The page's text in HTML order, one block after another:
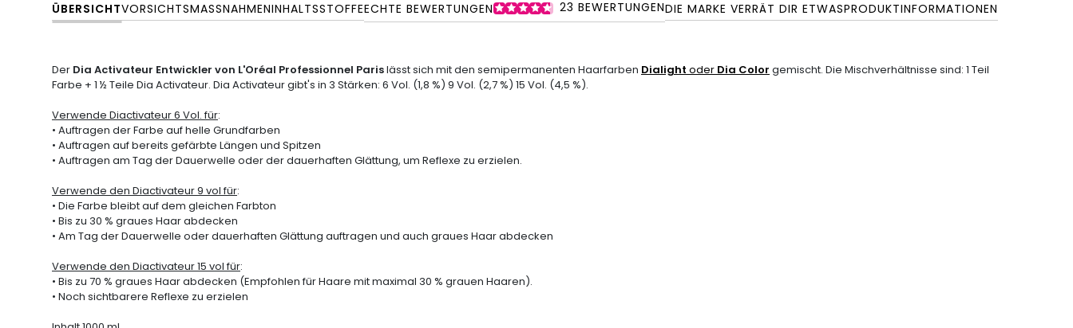
ÜBERSICHTVORSICHTSMASSNAHMEN INHALTSSTOFFEECHTE BEWERTUNGEN 23 BEWERTUNGENDIE MARKE VERRÄT DIR ETWASPRODUKTINFORMATIONEN
Der Dia Activateur Entwickler von L'Oréal Professionnel Parislässt sich mit den semipermanenten Haarfarben Dialight oder Dia Color gemischt. Die Mischverhältnisse sind: 1 Teil
Farbe + 1 ½ Teile Dia Activateur. Dia Activateur gibt's in 3 Stärken: 6 Vol. (1,8 %) 9 Vol. (2,7 %) 15 Vol. (4,5 %).
Verwende Diactivateur 6 Vol. für:
• Auftragen der Farbe auf helle Grundfarben
• Auftragen auf bereits gefärbte Längen und Spitzen
• Auftragen am Tag der Dauerwelle oder der dauerhaften Glättung, um Reflexe zu erzielen.
Verwende den Diactivateur 9 vol für:
• Die Farbe bleibt auf dem gleichen Farbton
• Bis zu 30 % graues Haar abdecken
• Am Tag der Dauerwelle oder dauerhaften Glättung auftragen und auch graues Haar abdecken
Verwende den Diactivateur 15 vol für:
• Bis zu 70 % graues Haar abdecken (Empfohlen für Haare mit maximal 30 % grauen Haaren).
• Noch sichtbarere Reflexe zu erzielen